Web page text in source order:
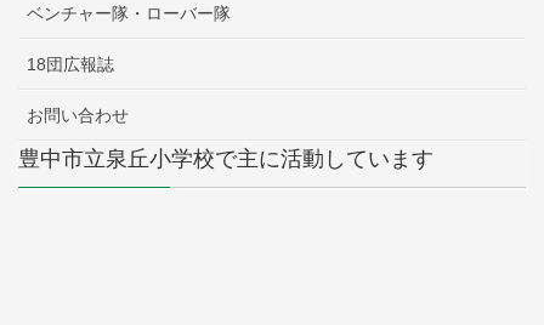
ベンチャー隊・ローバー隊
18団広報誌
お問い合わせ
豊中市立泉丘小学校で主に活動しています